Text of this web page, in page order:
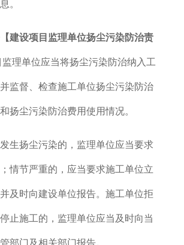
。
建设项目监理单位扬尘污染防治责
理单位应当将扬尘污染防治纳入工
监督、检查施工单位扬尘污染防治
扬尘污染防治费用使用情况。
生扬尘污染的，监理单位应当要求
情节严重的，应当要求施工单位立
及时向建设单位报告。施工单位拒
止施工的，监理单位应当及时向当
部门及相关部门报告。